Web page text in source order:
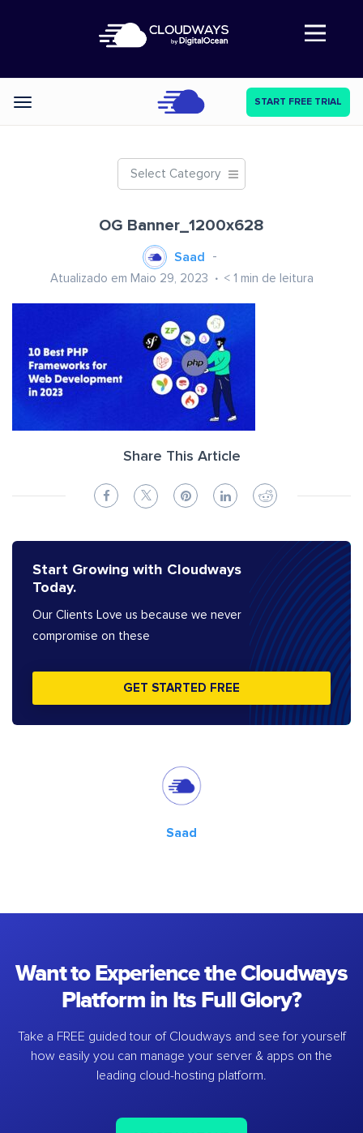
Abre a navegação
Categories START FREE TRIAL
Select Category
OG Banner_1200x628
Saad
Atualizado em Maio 29, 2023 < 1 min de leitura
Share This Article
Start Growing with Cloudways
Today.
Our Clients Love us because we never
compromise on these
GET STARTED FREE
Saad
Want to Experience the Cloudways
Platform in Its Full Glory?
Take a FREE guided tour of Cloudways and see for yourself
how easily you can manage your server & apps on the
leading cloud-hosting platform.